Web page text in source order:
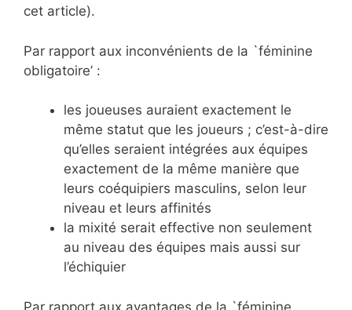
cet article).
Par rapport aux inconvénients de la `féminine
obligatoire’ :
les joueuses auraient exactement le
même statut que les joueurs ; c’est-à-dire
qu’elles seraient intégrées aux équipes
exactement de la même manière que
leurs coéquipiers masculins, selon leur
niveau et leurs affinités
la mixité serait effective non seulement
au niveau des équipes mais aussi sur
l’échiquier
Par rapport aux avantages de la `féminine